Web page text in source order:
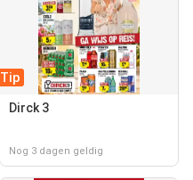
Tip
Dirck 3
Nog 3 dagen geldig